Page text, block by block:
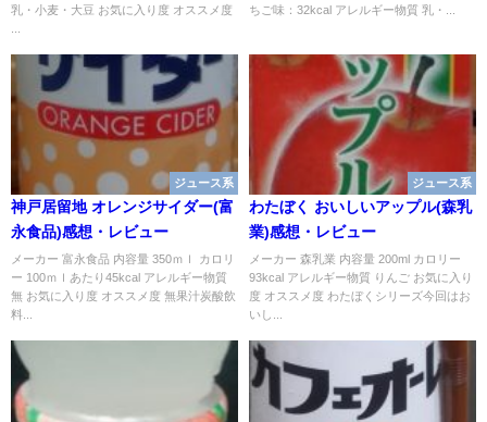
乳・小麦・大豆 お気に入り度 オススメ度
ちご味：32kcal アレルギー物質 乳・...
ジュース系
神戸居留地 オレンジサイダー(富
永食品)感想・レビュー
メーカー 富永食品 内容量 350ｍｌ カロリ
ー 100ｍｌあたり45kcal アレルギー物質
無 お気に入り度 オススメ度 無果汁炭酸飲
料...
ジュース系
わたぼく おいしいアップル(森乳
業)感想・レビュー
メーカー 森乳業 内容量 200ml カロリー
93kcal アレルギー物質 りんご お気に入り
度 オススメ度 わたぼくシリーズ今回はお
いし...